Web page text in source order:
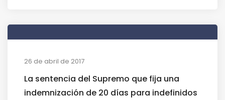
26 de abril de 2017
La sentencia del Supremo que fija una
indemnización de 20 días para indefinidos